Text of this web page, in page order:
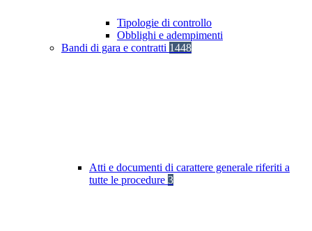
Tipologie di controllo
Obblighi e adempimenti
Bandi di gara e contratti 1448
Atti e documenti di carattere generale riferiti a
tutte le procedure 3